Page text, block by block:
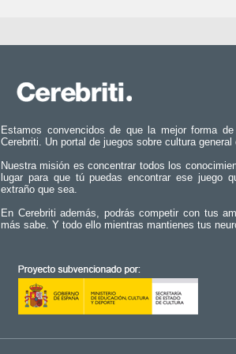
Estamos convencidos de que la mejor forma
Cerebriti. Un portal de juegos sobre cultura
Nuestra misión es concentrar todos los
lugar para que tú puedas encontrar ese juego
extraño que sea.
En Cerebriti además, podrás competir con tus
más sabe. Y todo ello mientras mantienes tus